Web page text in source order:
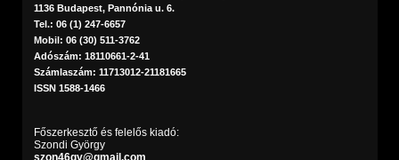
1136 Budapest, Pannónia u. 6.
Tel.: 06 (1) 247-6657
Mobil: 06 (30) 511-3762
Adószám: 18110661-2-41
Számlaszám: 11713012-21181665
ISSN 1588-1466
Főszerkesztő és felelős kiadó:
Szondi György